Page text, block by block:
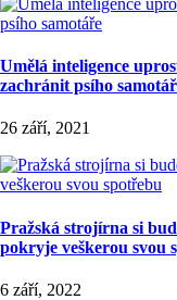
Umělá inteligence
zachránit psího
26 září, 2021
Pražská strojírna si
pokryje veškerou svou
6 září, 2022